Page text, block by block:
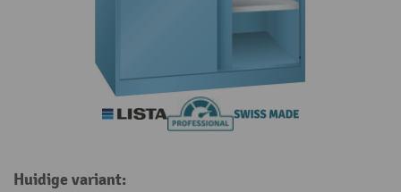
Huidige variant: